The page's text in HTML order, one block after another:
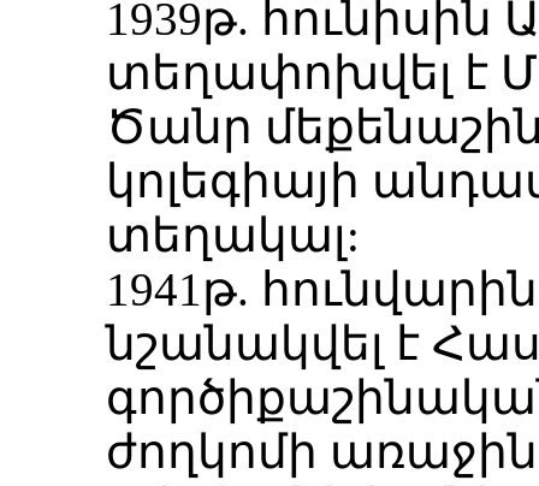
1939թ.
տեղափոխվել է
Ծանր
կոլեգիայի
տեղակալ:
1941թ.
նշանակվել է
ժողկոմի